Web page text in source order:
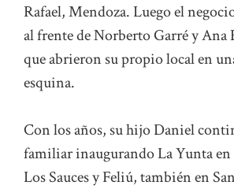
Rafael, Mendoza. Luego el
al frente de Norberto Garré y Ana
que abrieron su propio local en
esquina.
Con los años, su hijo Daniel
familiar inaugurando La Yunta en
Los Sauces y Feliú, también en